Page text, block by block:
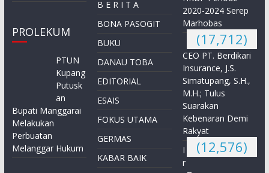
PROLEKUM
PTUN
Kupang
Putusk
an
Bupati Manggarai
Melakukan
Perbuatan
Melanggar Hukum
B E R I T A
BONA PASOGIT
BUKU
DANAU TOBA
EDITORIAL
ESAIS
FOKUS UTAMA
GERMAS
KABAR BAIK
2020-2024 Serep
Marhobas
(17,712)
CEO PT. Berdikari
Insurance, J.S.
Simatupang, S.H.,
M.H.; Tulus
Suarakan
Kebenaran Demi
Rakyat
(12,576)
I
r